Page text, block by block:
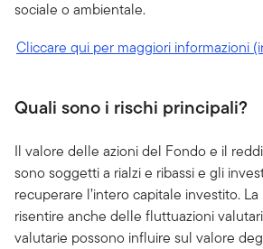
sociale o ambientale.
Cliccare qui per maggiori informazioni
Quali sono i rischi principali?
Il valore delle azioni del Fondo e il
sono soggetti a rialzi e ribassi e gli
recuperare l’intero capitale investito.
risentire anche delle fluttuazioni
valutarie possono influire sul valore